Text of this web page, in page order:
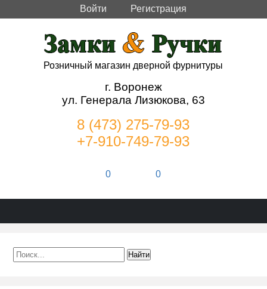
Войти Регистрация
Розничный магазин дверной фурнитуры
г. Воронеж
ул. Генерала Лизюкова, 63
8 (473) 275-79-93
+7-910-749-79-93
0 0